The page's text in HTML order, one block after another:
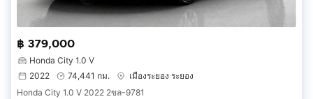
฿ 379,000
Honda City 1.0 V
2022
74,441 กม.
เมืองระยอง ระยอง
Honda City 1.0 V 2022 2ขล-9781